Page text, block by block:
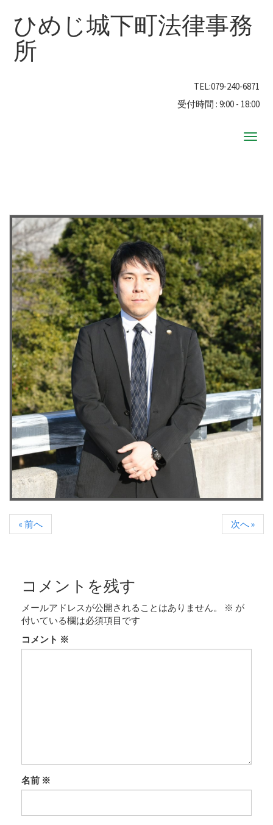
ひめじ城下町法律事務
所
TEL:079-240-6871
受付時間 : 9:00 - 18:00
ナ
ン
« 前へ 次へ »
コメントを残す
メールアドレスが公開されることはありません。 ※ が
付いている欄は必須項目です
コメント ※
名前 ※